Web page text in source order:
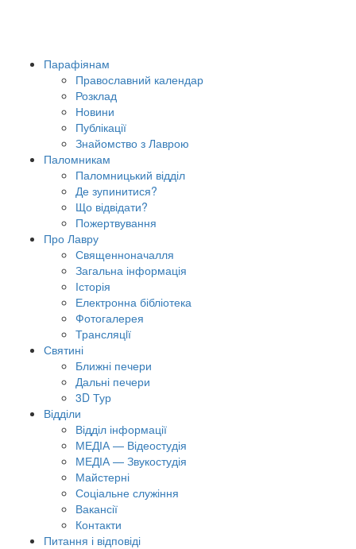
Парафіянам
Православний календар
Розклад
Новини
Публікації
Знайомство з Лаврою
Паломникам
Паломницький відділ
Де зупинитися?
Що відвідати?
Пожертвування
Про Лавру
Священноначалля
Загальна інформація
Історія
Електронна бібліотека
Фотогалерея
Трансляцiї
Святині
Ближні печери
Дальні печери
3D Тур
Відділи
Відділ інформації
МЕДІА — Відеостудія
МЕДІА — Звукостудія
Майстерні
Соціальне служіння
Вакансії
Контакти
Питання і відповіді